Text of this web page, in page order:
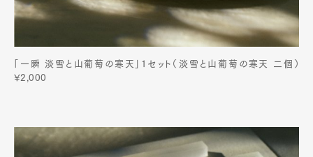
「一瞬 淡雪と山葡萄の寒天」1セット（淡雪と山葡萄の寒天 二個）
¥2,000